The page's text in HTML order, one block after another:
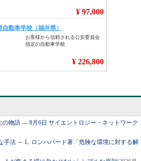
物語 ― 8月6日 サイエントロジー・ネットワーク
法 ～ L. ロンハバード著「危険な環境に対する解